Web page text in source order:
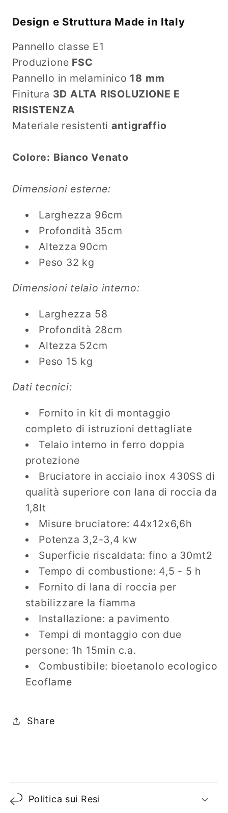
Design e Struttura Made in Italy
Pannello classe E1
Produzione FSC
Pannello in melaminico 18 mm
Finitura 3D ALTA RISOLUZIONE E
RISISTENZA
Materiale resistenti antigraffio
Colore: Bianco Venato
Dimensioni esterne:
Larghezza 96cm
Profondità 35cm
Altezza 90cm
Peso 32 kg
Dimensioni telaio interno:
Larghezza 58
Profondità 28cm
Altezza 52cm
Peso 15 kg
Dati tecnici:
Fornito in kit di montaggio
completo di istruzioni dettagliate
Telaio interno in ferro doppia
protezione
Bruciatore in acciaio inox 430SS di
qualità superiore con lana di roccia da
1,8lt
Misure bruciatore: 44x12x6,6h
Potenza 3,2-3,4 kw
Superficie riscaldata: fino a 30mt2
Tempo di combustione: 4,5 - 5 h
Fornito di lana di roccia per
stabilizzare la fiamma
Installazione: a pavimento
Tempi di montaggio con due
persone: 1h 15min c.a.
Combustibile: bioetanolo ecologico
Ecoflame
Share
n
Politica sui Resi